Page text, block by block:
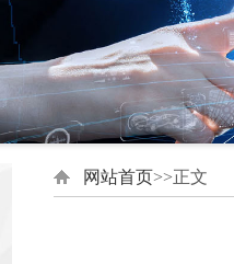
网站首页>>正文